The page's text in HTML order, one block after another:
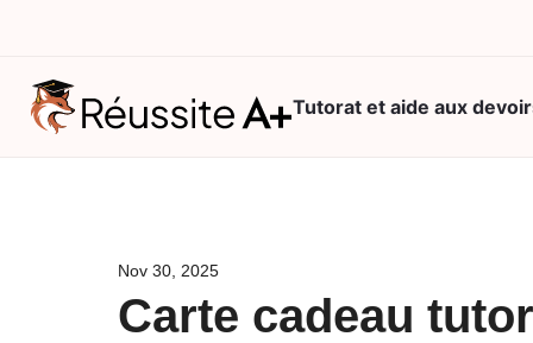
Tutorat et aide aux
Nov 30, 2025
Carte cadeau
Vos besoins (1/2)